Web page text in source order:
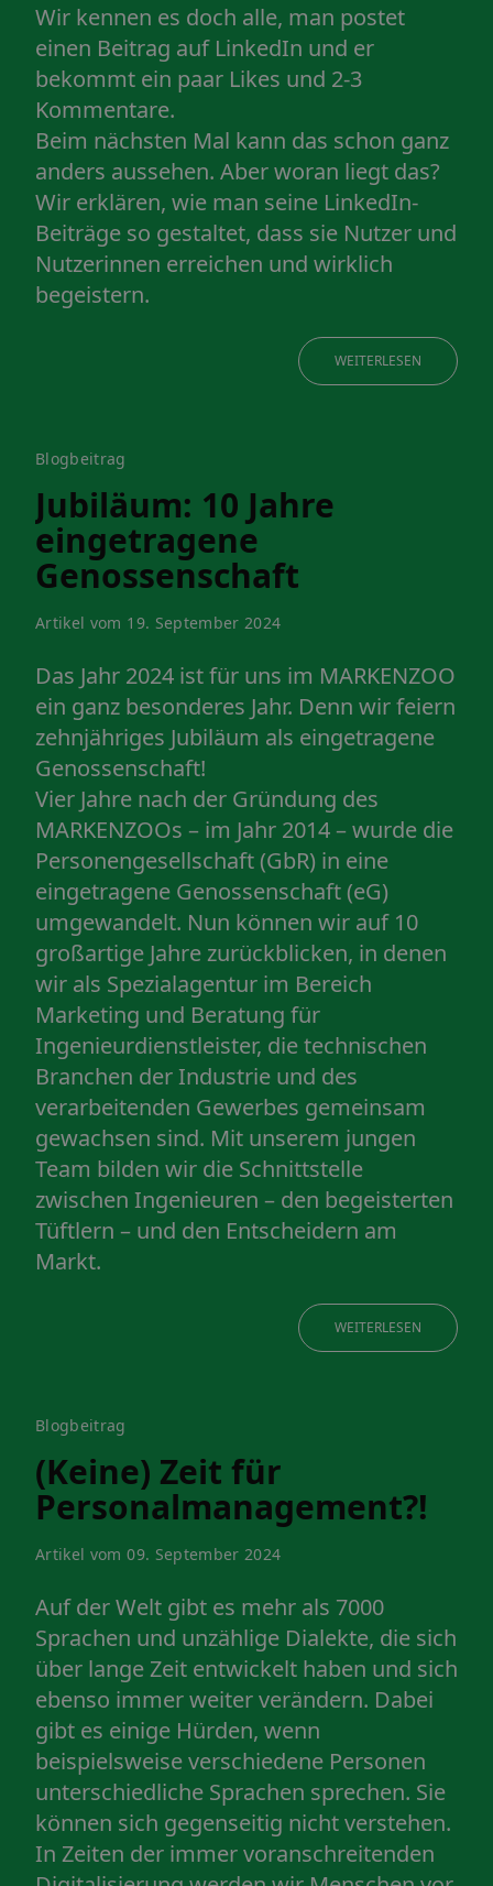
Wir kennen es doch alle, man postet
einen Beitrag auf LinkedIn und er
bekommt ein paar Likes und 2-3
Kommentare.
Beim nächsten Mal kann das schon ganz
anders aussehen. Aber woran liegt das?
Wir erklären, wie man seine LinkedIn-
Beiträge so gestaltet, dass sie Nutzer und
Nutzerinnen erreichen und wirklich
begeistern.
WEITERLESEN
Blogbeitrag
Jubiläum: 10 Jahre
eingetragene
Genossenschaft
Artikel vom 19. September 2024
Das Jahr 2024 ist für uns im MARKENZOO
ein ganz besonderes Jahr. Denn wir feiern
zehnjähriges Jubiläum als eingetragene
Genossenschaft!
Vier Jahre nach der Gründung des
MARKENZOOs – im Jahr 2014 – wurde die
Personengesellschaft (GbR) in eine
eingetragene Genossenschaft (eG)
umgewandelt. Nun können wir auf 10
großartige Jahre zurückblicken, in denen
wir als Spezialagentur im Bereich
Marketing und Beratung für
Ingenieurdienstleister, die technischen
Branchen der Industrie und des
verarbeitenden Gewerbes gemeinsam
gewachsen sind. Mit unserem jungen
Team bilden wir die Schnittstelle
zwischen Ingenieuren – den begeisterten
Tüftlern – und den Entscheidern am
Markt.
WEITERLESEN
Blogbeitrag
(Keine) Zeit für
Personalmanagement?!
Artikel vom 09. September 2024
Auf der Welt gibt es mehr als 7000
Sprachen und unzählige Dialekte, die sich
über lange Zeit entwickelt haben und sich
ebenso immer weiter verändern. Dabei
gibt es einige Hürden, wenn
beispielsweise verschiedene Personen
unterschiedliche Sprachen sprechen. Sie
können sich gegenseitig nicht verstehen.
In Zeiten der immer voranschreitenden